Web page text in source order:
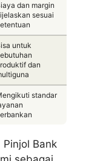
dan margin
sesuai
untuk
dan
standar
Bank